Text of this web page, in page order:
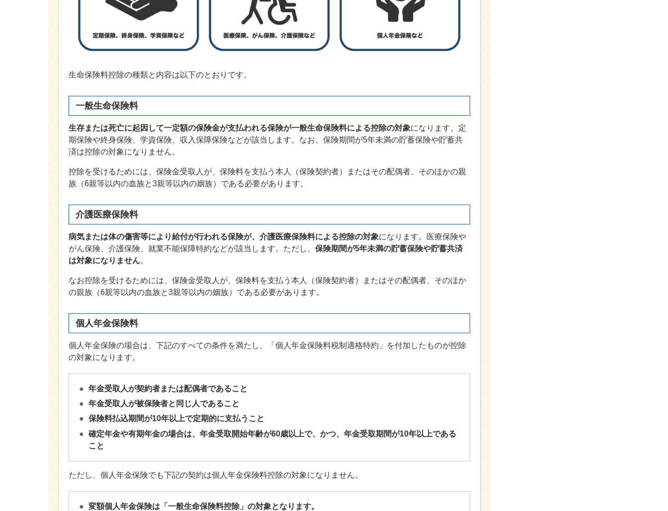
生命保険料控除の種類と内容は以下のとおりです。
一般生命保険料
生存または死亡に起因して一定額の保険金が支払われる保険が一般生命保険料による控除の対象になります。定
期保険や終身保険、学資保険、収入保障保険などが該当します。なお、保険期間が5年未満の貯蓄保険や貯蓄共
済は控除の対象になりません。
控除を受けるためには、保険金受取人が、保険料を支払う本人（保険契約者）またはその配偶者、そのほかの親
族（6親等以内の血族と3親等以内の姻族）である必要があります。
介護医療保険料
病気または体の傷害等により給付が行われる保険が、介護医療保険料による控除の対象になります。医療保険や
がん保険、介護保険、就業不能保障特約などが該当します。ただし、 保険期間が5年未満の貯蓄保険や貯蓄共済
は対象になりません。
なお控除を受けるためには、保険金受取人が、保険料を支払う本人（保険契約者）またはその配偶者、そのほか
の親族（6親等以内の血族と3親等以内の姻族）である必要があります。
個人年金保険料
個人年金保険の場合は、下記のすべての条件を満たし、「個人年金保険料税制適格特約」を付加したものが控除
の対象になります。
年金受取人が契約者または配偶者であること
年金受取人が被保険者と同じ人であること
保険料払込期間が10年以上で定期的に支払うこと
確定年金や有期年金の場合は、年金受取開始年齢が60歳以上で、かつ、年金受取期間が10年以上である
こと
ただし、個人年金保険でも下記の契約は個人年金保険料控除の対象になりません。
変額個人年金保険は「一般生命保険料控除」の対象となります。